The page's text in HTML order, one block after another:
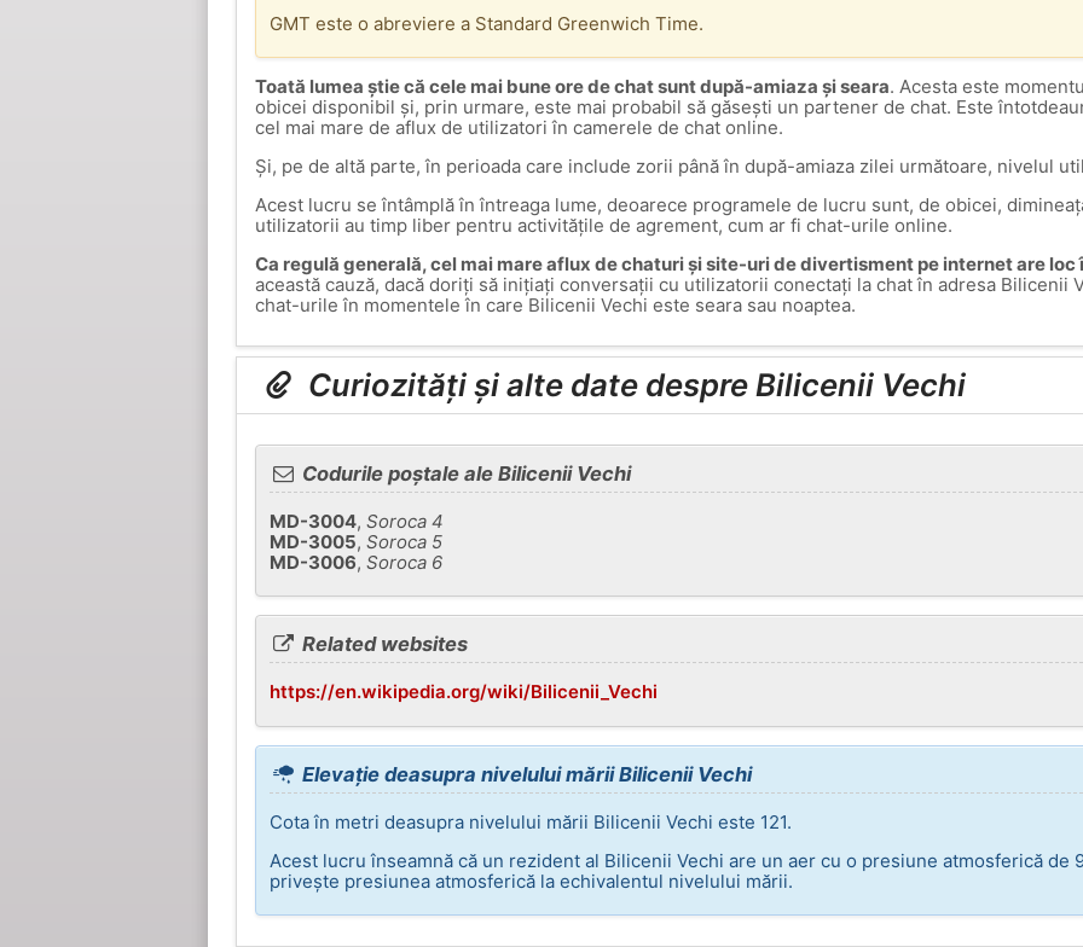
GMT este o abreviere a Standard Greenwich Time.
Toată lumea știe că cele mai bune ore de chat sunt după-amiaza și seara. Acesta este
obicei disponibil și, prin urmare, este mai probabil să găsești un partener de chat. Este
cel mai mare de aflux de utilizatori în camerele de chat online.
Și, pe de altă parte, în perioada care include zorii până în după-amiaza zilei următoare, nivelul
Acest lucru se întâmplă în întreaga lume, deoarece programele de lucru sunt, de obicei,
utilizatorii au timp liber pentru activitățile de agrement, cum ar fi chat-urile online.
Ca regulă generală, cel mai mare aflux de chaturi și site-uri de divertisment pe internet are loc
această cauză, dacă doriți să inițiați conversații cu utilizatorii conectați la chat în adresa Bilicenii
chat-urile în momentele în care Bilicenii Vechi este seara sau noaptea.
Curiozități și alte date despre Bilicenii Vechi
Codurile poștale ale Bilicenii Vechi
MD-3004, Soroca 4
MD-3005, Soroca 5
MD-3006, Soroca 6
Related websites
https://en.wikipedia.org/wiki/Bilicenii_Vechi
Elevație deasupra nivelului mării Bilicenii Vechi
Cota în metri deasupra nivelului mării Bilicenii Vechi este 121.
Acest lucru înseamnă că un rezident al Bilicenii Vechi are un aer cu o presiune atmosferică de
privește presiunea atmosferică la echivalentul nivelului mării.